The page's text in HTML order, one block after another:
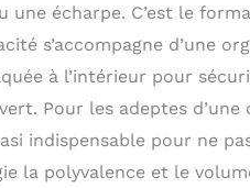
une écharpe. C’est le
s’accompagne d’une
à l’intérieur pour
Pour les adeptes
indispensable pour ne
la polyvalence et le